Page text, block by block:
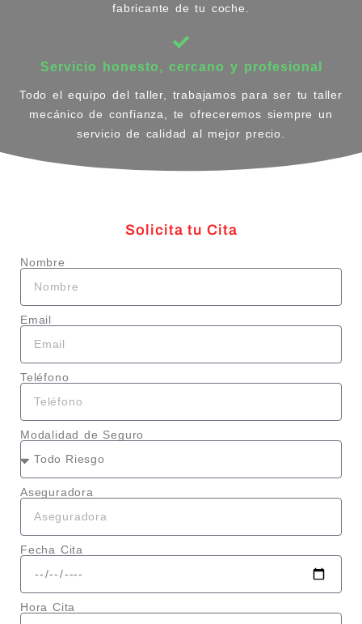
fabricante de tu coche.
Servicio honesto, cercano y profesional
Todo el equipo del taller, trabajamos para ser tu taller
mecánico de confianza, te ofreceremos siempre un
servicio de calidad al mejor precio.
Solicita tu Cita
Nombre
Email
Teléfono
Modalidad de Seguro
Aseguradora
Fecha Cita
Hora Cita